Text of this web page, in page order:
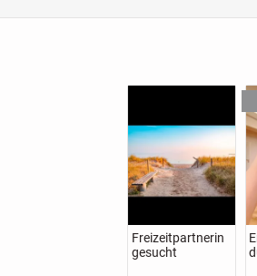
Goldendoodle F1
Welpen